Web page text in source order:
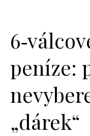
peníze:
„dárek“